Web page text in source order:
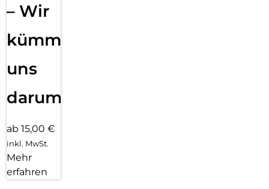
– Wir
kümmern
uns
darum!
ab 15,00 €
inkl. MwSt.
Mehr
erfahren